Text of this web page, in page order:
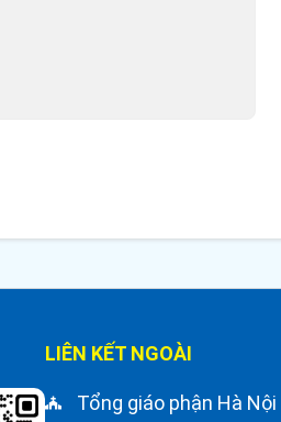
LIÊN KẾT NGOÀI
Tổng giáo phận Hà Nội